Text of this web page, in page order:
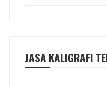
JASA KALIGRAFI